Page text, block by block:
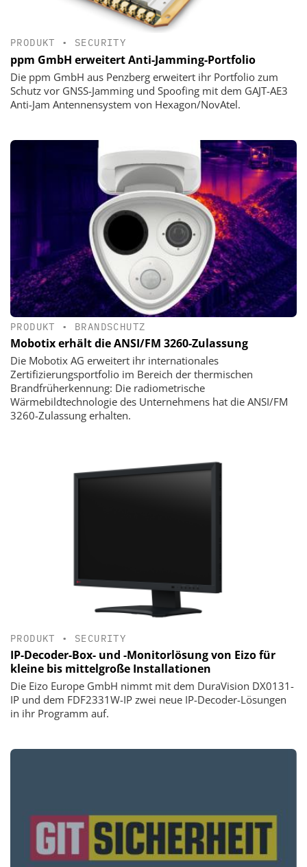
PRODUKT • SECURITY
ppm GmbH erweitert Anti-Jamming-Portfolio
Die ppm GmbH aus Penzberg erweitert ihr Portfolio zum
Schutz vor GNSS-Jamming und Spoofing mit dem GAJT-AE3
Anti-Jam Antennensystem von Hexagon/NovAtel.
PRODUKT • BRANDSCHUTZ
Mobotix erhält die ANSI/FM 3260-Zulassung
Die Mobotix AG erweitert ihr internationales
Zertifizierungsportfolio im Bereich der thermischen
Brandfrüherkennung: Die radiometrische
Wärmebildtechnologie des Unternehmens hat die ANSI/FM
3260-Zulassung erhalten.
PRODUKT • SECURITY
IP-Decoder-Box- und -Monitorlösung von Eizo für
kleine bis mittelgroße Installationen
Die Eizo Europe GmbH nimmt mit dem DuraVision DX0131-
IP und dem FDF2331W-IP zwei neue IP-Decoder-Lösungen
in ihr Programm auf.